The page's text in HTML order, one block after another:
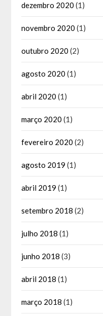
dezembro 2020 (1)
novembro 2020 (1)
outubro 2020 (2)
agosto 2020 (1)
abril 2020 (1)
março 2020 (1)
fevereiro 2020 (2)
agosto 2019 (1)
abril 2019 (1)
setembro 2018 (2)
julho 2018 (1)
junho 2018 (3)
abril 2018 (1)
março 2018 (1)